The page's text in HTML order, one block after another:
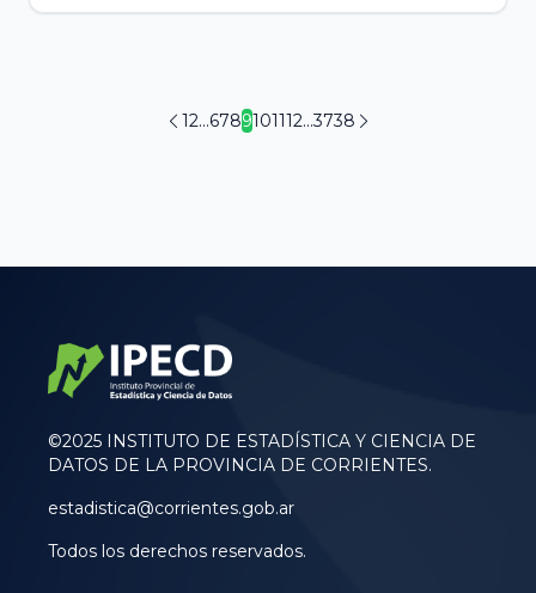
12...6789101112...3738
©2025 INSTITUTO DE ESTADÍSTICA Y CIENCIA DE
DATOS DE LA PROVINCIA DE CORRIENTES.
estadistica@corrientes.gob.ar
Todos los derechos reservados.